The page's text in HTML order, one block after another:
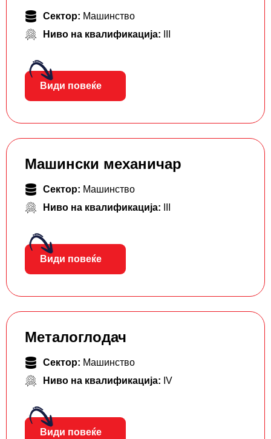
Сектор: Машинство
Ниво на квалификација:
Види повеќе
Машински механичар
Сектор: Машинство
Ниво на квалификација:
Види повеќе
Металоглодач
Сектор: Машинство
Ниво на квалификација: IV
Види повеќе